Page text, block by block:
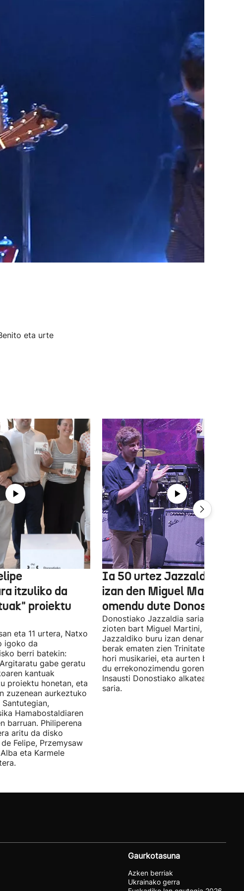
eta urte
itzuliko da
proiektu
eta 11 urtera, Natxo
igoko da
berri batekin:
gabe geratu
kantuak
proiektu honetan, eta
zuzenean aurkeztuko
Hamabostaldiaren
barruan. Philiperena
aritu da disko
Felipe, Przemysaw
eta Karmele
Ia 50 urtez Jazzaldiko
izan den Miguel Martin
omendu dute Donostian
Donostiako Jazzaldia saria eman
zioten bart Miguel Martini, ia 50
Jazzaldiko buru izan denari. Orain
berak ematen zien Trinitate Plazan
hori musikariei, eta aurten berak jaso
du errekonozimendu gorena. Jon
Insausti Donostiako alkateak eman
saria.
Gaurkotasuna
Azken berriak
Ukrainako gerra